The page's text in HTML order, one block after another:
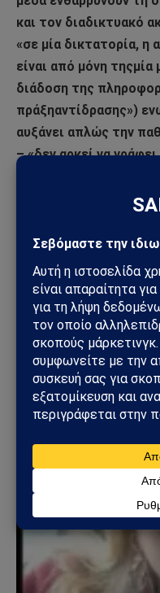
και τον διαδικτυακό
«σε μία δικτατορία, η
είναι από μόνη
διάδοση της
πράξηαντίδρασης»)
αυξάνει απλώς την
– «δεν αρκεί να
διαφορετικά είναι
Η συζήτηση για τη τη
της δημοσιογραφίας
εξαντλείται αλλά